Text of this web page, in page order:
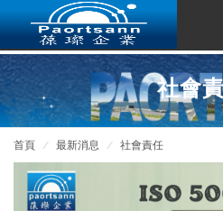
社會
首頁 最新消息 社會責任